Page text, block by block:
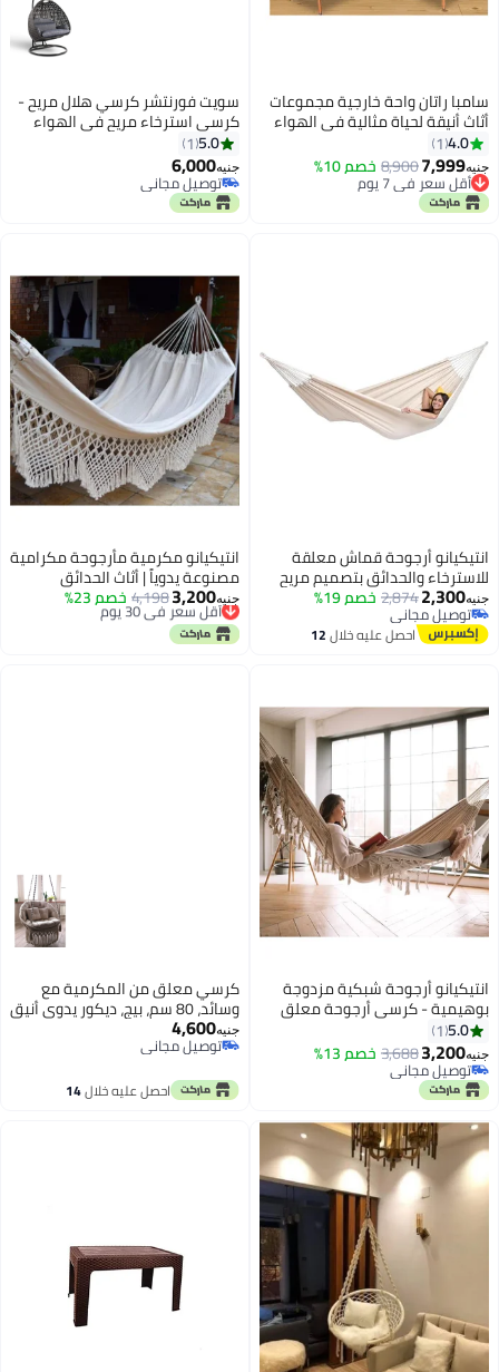
سامبا راتان واحة خارجية مجموعات
أثاث أنيقة لحياة مثالية في الهواء
الطلق.
4.0
1
جنيه7,999
8,900خصم 10%
أقل سعر في 7 يوم
أقل سعر في 7 يوم
سويت فورنتشر كرسي هلال مريح -
كرسي استرخاء مريح في الهواء
الطلق مع وسائد ناعمة للاستمتاع
بالحديقة.
5.0
1
جنيه6,000
توصيل مجاني
توصيل مجاني
انتيكيانو أرجوحة قماش معلقة
للاسترخاء والحدائق بتصميم مريح
ومتين للاستخدام الداخلي والخارجي
– 150 × 230 سم
جنيه2,300
2,874خصم 19%
توصيل مجاني
توصيل مجانياحصل عليه خلال12
انتيكيانو مكرمية مأرجوحة مكرامية
مصنوعة يدوياً | أثاث الحدائق
الخارجية | أرجوحة قطنية | أرجوحة
مصنوعة يدوياً باللون البيج | للصيف
في الهواء الطلق | أرجوحة مقاس
جنيه3,200
4,198خصم 23% أقل سعر في 30 يوم
توصيل مجاني
أقل سعر في 30 يوم
انتيكيانو أرجوحة شبكية مزدوجة
بوهيمية - كرسي أرجوحة معلق
شديد التحمل مزود بشرابات وأحزمة
تثبيت للفناء والشرفة والحديقة
والتخييم والاسترخاء في الهواء
الطلق - بيج
5.0
1
جنيه3,200
3,688خصم 13%
توصيل مجاني
توصيل مجاني
كرسي معلق من المكرمية مع
وسائد، 80 سم، بيج، ديكور يدوي أنيق
جذاب على شكل دب عتيق، وزن 120
كجم
جنيه4,600
توصيل مجاني
توصيل مجاني
احصل عليه خلال14